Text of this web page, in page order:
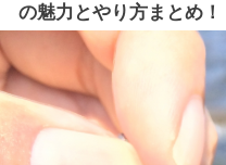
の魅力とやり方まとめ！